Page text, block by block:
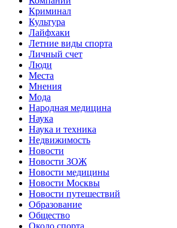
Криминал
Культура
Лайфхаки
Летние виды спорта
Личный счет
Люди
Места
Мнения
Мода
Народная медицина
Наука
Наука и техника
Недвижимость
Новости
Новости ЗОЖ
Новости медицины
Новости Москвы
Новости путешествий
Образование
Общество
Около спорта